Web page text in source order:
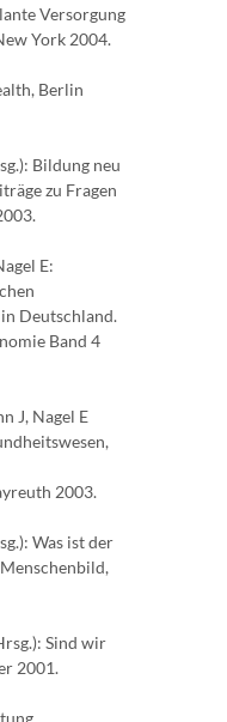
Versorgung
York 2004.
Berlin
Bildung neu
zu Fragen
E:
Deutschland.
Band 4
J, Nagel E
2003.
Was ist der
Sind wir
2001.